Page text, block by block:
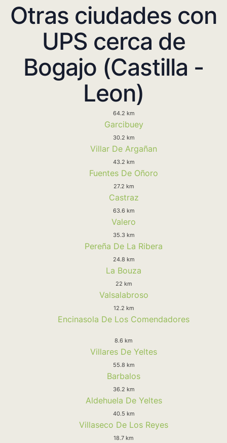
Otras ciudades con
UPS cerca de
Bogajo (Castilla -
Leon)
64.2 km
Garcibuey
30.2 km
Villar De Argañan
43.2 km
Fuentes De Oñoro
27.2 km
Castraz
63.6 km
Valero
35.3 km
Pereña De La Ribera
24.8 km
La Bouza
22 km
Valsalabroso
12.2 km
Encinasola De Los Comendadores
8.6 km
Villares De Yeltes
55.8 km
Barbalos
36.2 km
Aldehuela De Yeltes
40.5 km
Villaseco De Los Reyes
18.7 km